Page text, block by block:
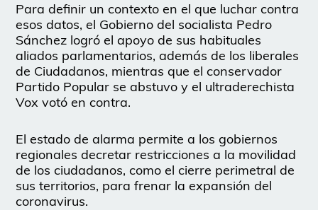
Para definir un contexto en el que luchar contra
esos datos, el Gobierno del socialista Pedro
Sánchez logró el apoyo de sus habituales
aliados parlamentarios, además de los liberales
de Ciudadanos, mientras que el conservador
Partido Popular se abstuvo y el ultraderechista
Vox votó en contra.
El estado de alarma permite a los gobiernos
regionales decretar restricciones a la movilidad
de los ciudadanos, como el cierre perimetral de
sus territorios, para frenar la expansión del
coronavirus.